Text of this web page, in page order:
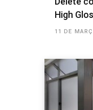
High
11 DE